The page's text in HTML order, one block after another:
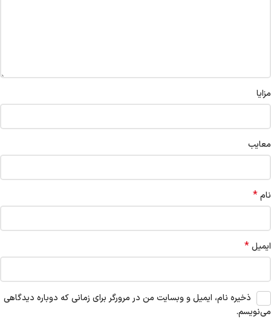
مزایا
معایب
نام*
ایمیل*
ذخیره نام، ایمیل و وبسایت من در مرورگر برای زمانی که دوباره دیدگاهی
می‌نویسم.